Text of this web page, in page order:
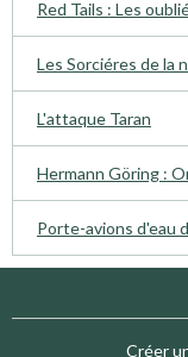
Red Tails : Les
Les Sorciéres de la
L'attaque Taran
Hermann Göring :
Porte-avions d'eau
Créer